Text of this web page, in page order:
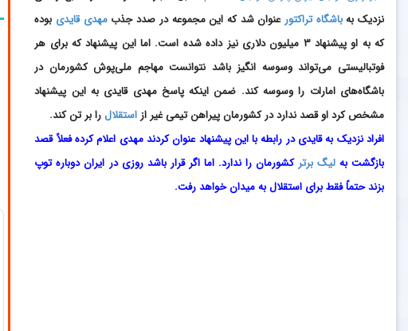
نزدیک بهباشگاه تراکتور عنوان شد که این مجموعه در صدد جذبمهدی قایدی بوده
که به او پیشنهاد ۳ میلیون دلاری نیز داده شده است. اما این پیشنهاد که برای هر
فوتبالیستی می‌تواند وسوسه انگیز باشد نتوانست مهاجم ملی‌پوش کشورمان در
باشگاه‌های امارات را وسوسه کند. ضمن اینکه پاسخ مهدی قایدی به این پیشنهاد
مشخص کرد او قصد ندارد در کشورمان پیراهن تیمی غیر از استقلال را بر تن کند.
افراد نزدیک به قایدی در رابطه با این پیشنهاد عنوان کردند مهدی اعلام کرده فعلاً قصد
بازگشت بهلیگ برتر کشورمان را ندارد. اما اگر قرار باشد روزی در ایران دوباره توپ
بزند حتماً فقط برای استقلال به میدان خواهد رفت.